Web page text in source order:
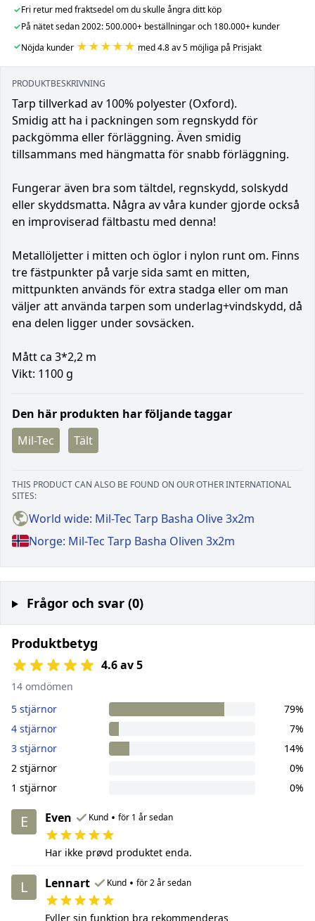
✓Fri retur med fraktsedel om du skulle ångra ditt köp
✓På nätet sedan 2002: 500.000+ beställningar och 180.000+ kunder
✓Nöjda kunder ★★★★★ med 4.8 av 5 möjliga på Prisjakt
PRODUKTBESKRIVNING
Tarp tillverkad av 100% polyester (Oxford).
Smidig att ha i packningen som regnskydd för
packgömma eller förläggning. Även smidig
tillsammans med hängmatta för snabb förläggning.
Fungerar även bra som tältdel, regnskydd, solskydd
eller skyddsmatta. Några av våra kunder gjorde också
en improviserad fältbastu med denna!
Metallöljetter i mitten och öglor i nylon runt om. Finns
tre fästpunkter på varje sida samt en mitten,
mittpunkten används för extra stadga eller om man
väljer att använda tarpen som underlag+vindskydd, då
ena delen ligger under sovsäcken.
Mått ca 3*2,2 m
Vikt: 1100 g
Den här produkten har följande taggar
Mil-Tec
Tält
THIS PRODUCT CAN ALSO BE FOUND ON OUR OTHER INTERNATIONAL
SITES:
World wide: Mil-Tec Tarp Basha Olive 3x2m
Norge: Mil-Tec Tarp Basha Oliven 3x2m
Frågor och svar (0)
Produktbetyg
4.6 av 5
14 omdömen
5 stjärnor
79%
4 stjärnor
7%
3 stjärnor
14%
2 stjärnor
0%
1 stjärnor
0%
E Even Kund • för 1 år sedan
Har ikke prøvd produktet enda.
L Lennart Kund • för 2 år sedan
Fyller sin funktion bra rekommenderas